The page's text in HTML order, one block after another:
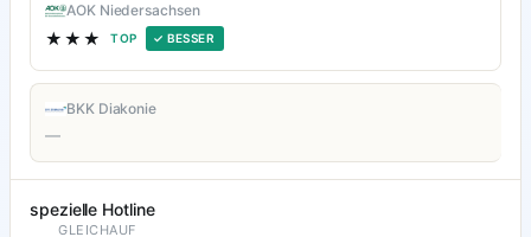
AOK Niedersachsen
★★★ TOP ✓ BESSER
BKK Diakonie
—
spezielle Hotline
GLEICHAUF